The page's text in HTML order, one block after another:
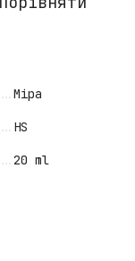
Mipa
HS
20 ml